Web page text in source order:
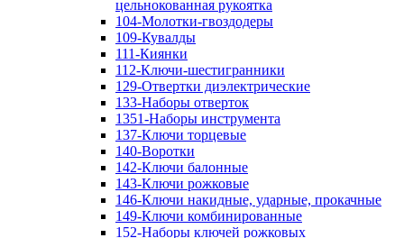
цельнокованная рукоятка
104-Молотки-гвоздодеры
109-Кувалды
111-Киянки
112-Ключи-шестигранники
129-Отвертки диэлектрические
133-Наборы отверток
1351-Наборы инструмента
137-Ключи торцевые
140-Воротки
142-Ключи балонные
143-Ключи рожковые
146-Ключи накидные, ударные, прокачные
149-Ключи комбинированные
152-Наборы ключей рожковых